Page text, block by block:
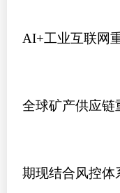
AI+工业互联网
全球矿产供应链
期现结合风控体